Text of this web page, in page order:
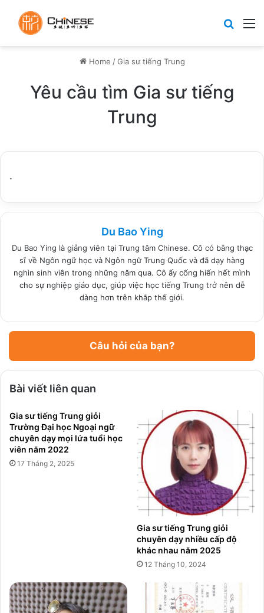
Home / Gia sư tiếng Trung
Yêu cầu tìm Gia sư tiếng
Trung
.
Du Bao Ying
Du Bao Ying là giảng viên tại Trung tâm Chinese. Cô có bằng thạc
sĩ về Ngôn ngữ học và Ngôn ngữ Trung Quốc và đã dạy hàng
nghìn sinh viên trong những năm qua. Cô ấy cống hiến hết mình
cho sự nghiệp giáo dục, giúp việc học tiếng Trung trở nên dễ
dàng hơn trên khắp thế giới.
Câu hỏi của bạn?
Bài viết liên quan
Gia sư tiếng Trung giỏi
Trường Đại học Ngoại ngữ
chuyên dạy mọi lứa tuổi học
viên năm 2022
17 Tháng 2, 2025
Gia sư tiếng Trung giỏi
chuyên dạy nhiều cấp độ
khác nhau năm 2025
12 Tháng 10, 2024